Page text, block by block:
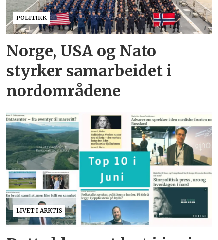
POLITIKK
Norge, USA og Nato
styrker samarbeidet i
nordområdene
LIVET I ARKTIS